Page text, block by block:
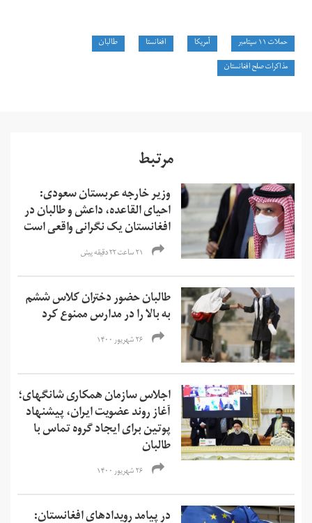
حملات ۱۱ سپتامبر آمریکا افغانستا
طالبان
مذاکرات صلح افغانستان
مرتبط
وزیر خارجه عربستان سعودی:
احیای القاعده،‌ داعش و طالبان در
افغانستان یک نگرانی واقعی است
۲۱ ساعت ۲۲ دقیقه پیش
طالبان حضور دختران کلاس ششم
به بالا را در مدارس ممنوع کرد
۲۶ شهریور ۱۴۰۰
اجلاس سازمان همکاری شانگهای؛
آغاز روند عضویت ایران، پیشنهاد
پوتین برای ایجاد گروه تماس با
طالبان
۲۶ شهریور ۱۴۰۰
در پیامد رویدادهای افغانستان: